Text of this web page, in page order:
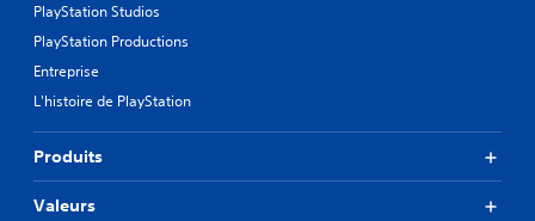
PlayStation Studios
PlayStation Productions
Entreprise
L'histoire de PlayStation
Produits
Valeurs